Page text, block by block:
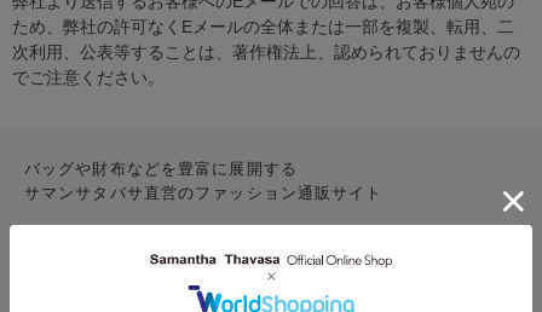
ため、弊社の許可なくEメールの全体または一部を複製、転用、二
次利用、公表等することは、著作権法上、認められておりませんの
でご注意ください。
バッグや財布などを豊富に展開する
サマンサタバサ直営のファッション通販サイト
お気に入りアイテム